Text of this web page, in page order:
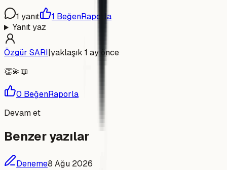
1 yanıt 1 BeğenRaporla
Yanıt yaz
Özgür SARI|yaklaşık 1 ay önce
👏💫📖
0 BeğenRaporla
Devam et
Benzer yazılar
Deneme8 Ağu 2026